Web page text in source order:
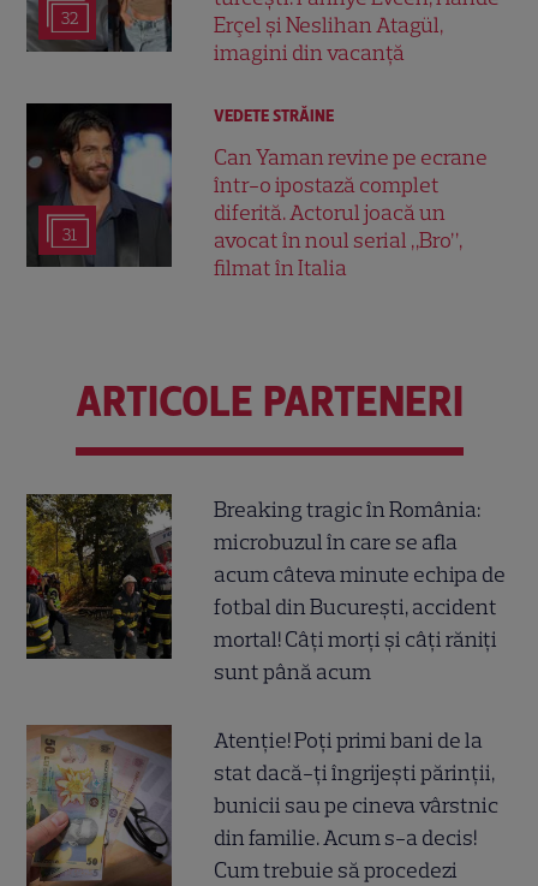
32
Erçel și Neslihan Atagül,
imagini din vacanță
31
VEDETE STRĂINE
Can Yaman revine pe ecrane
într-o ipostază complet
diferită. Actorul joacă un
avocat în noul serial „Bro”,
filmat în Italia
ARTICOLE PARTENERI
Breaking tragic în România:
microbuzul în care se afla
acum câteva minute echipa de
fotbal din București, accident
mortal! Câți morți și câți răniți
sunt până acum
Atenție! Poți primi bani de la
stat dacă-ți îngrijești părinții,
bunicii sau pe cineva vârstnic
din familie. Acum s-a decis!
Cum trebuie să procedezi